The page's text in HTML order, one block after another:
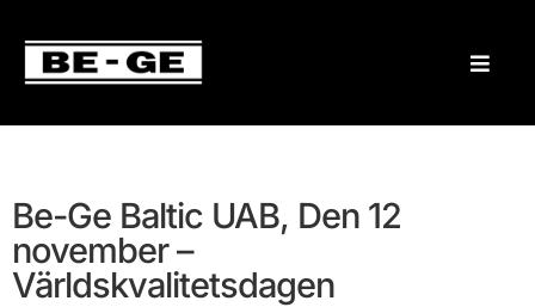
Be-Ge Baltic UAB, Den 12
november –
Världskvalitetsdagen